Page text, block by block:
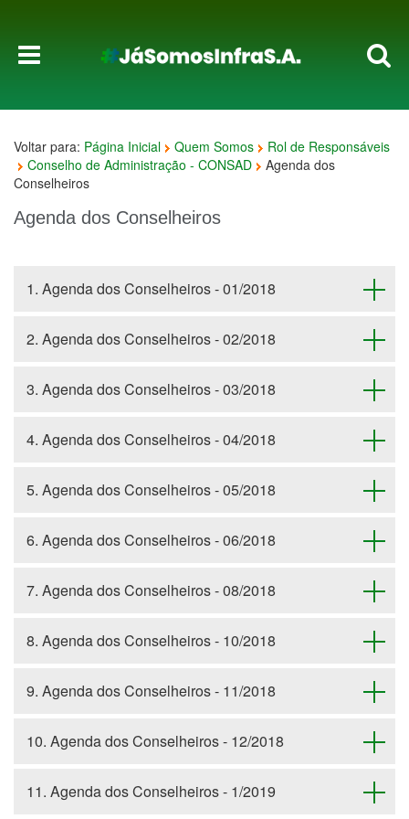
Voltar para: Página Inicial Quem Somos
Rol de Responsáveis
Conselho de Administração - CONSAD
Agenda dos
Conselheiros
Agenda dos Conselheiros
1. Agenda dos Conselheiros - 01/2018
2. Agenda dos Conselheiros - 02/2018
3. Agenda dos Conselheiros - 03/2018
4. Agenda dos Conselheiros - 04/2018
5. Agenda dos Conselheiros - 05/2018
6. Agenda dos Conselheiros - 06/2018
7. Agenda dos Conselheiros - 08/2018
8. Agenda dos Conselheiros - 10/2018
9. Agenda dos Conselheiros - 11/2018
10. Agenda dos Conselheiros - 12/2018
11. Agenda dos Conselheiros - 1/2019